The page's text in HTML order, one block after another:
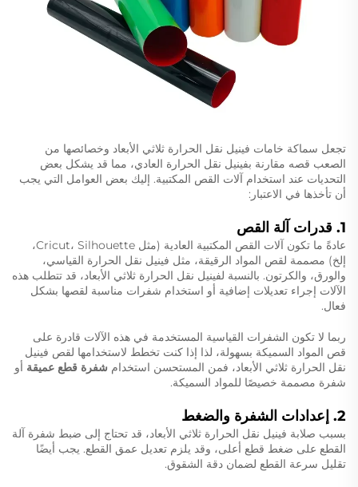
تجعل سماكة خامات فينيل نقل الحرارة ثلاثي الأبعاد وخصائصها من
الصعب قصه مقارنة بفينيل نقل الحرارة العادي، مما قد يشكل بعض
التحديات عند استخدام آلات القص المكتبية. إليك بعض العوامل التي يجب
أن تأخذها في الاعتبار:
1. قدرات آلة القص
عادةً ما تكون آلات القص المكتبية العادية (مثل Cricut، Silhouette،
إلخ) مصممة لقص المواد الرقيقة، مثل فينيل نقل الحرارة القياسي،
والورق، والكرتون. بالنسبة لفينيل نقل الحرارة ثلاثي الأبعاد، قد تتطلب هذه
الآلات إجراء تعديلات إضافية أو استخدام شفرات مناسبة لقصها بشكل
فعال.
ربما لا تكون الشفرات القياسية المستخدمة في هذه الآلات قادرة على
قص المواد السميكة بسهولة، لذا إذا كنت تخطط لاستخدامها لقص فينيل
نقل الحرارة ثلاثي الأبعاد، فمن المستحسن استخدام شفرة قطع عميقة أو
شفرة مصممة خصيصًا للمواد السميكة.
2. إعدادات الشفرة والضغط
بسبب صلابة فينيل نقل الحرارة ثلاثي الأبعاد، قد تحتاج إلى ضبط شفرة آلة
القطع على ضغط قطع أعلى، وقد يلزم تعديل عمق القطع. يجب أيضًا
تقليل سرعة القطع لضمان دقة الشقوق.